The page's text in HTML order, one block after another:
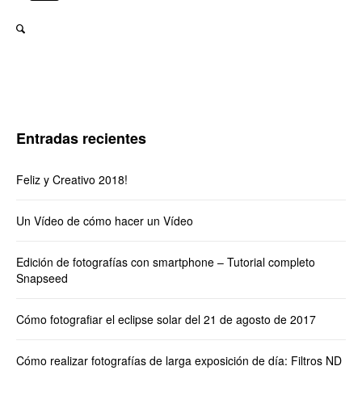
Entradas recientes
Feliz y Creativo 2018!
Un Vídeo de cómo hacer un Vídeo
Edición de fotografías con smartphone – Tutorial completo
Snapseed
Cómo fotografiar el eclipse solar del 21 de agosto de 2017
Cómo realizar fotografías de larga exposición de día: Filtros ND